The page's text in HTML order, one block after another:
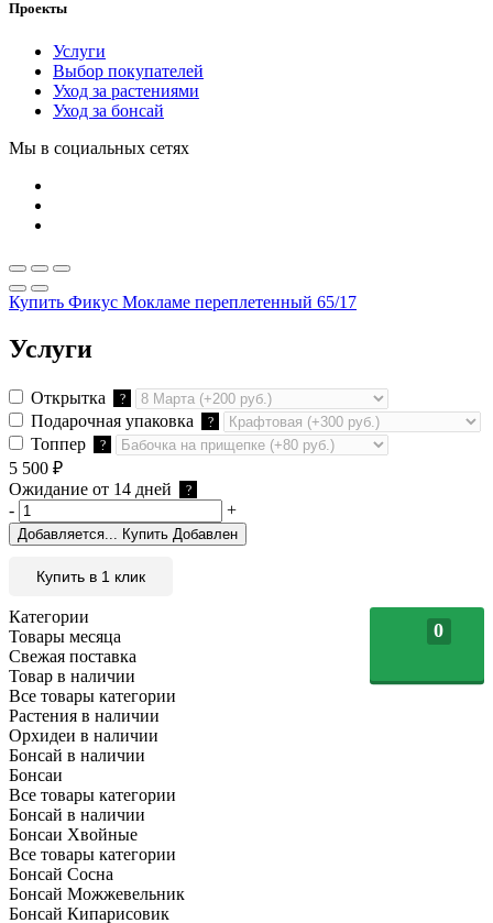
Проекты
Услуги
Выбор покупателей
Уход за растениями
Уход за бонсай
Мы в социальных сетях
Купить Фикус Мокламе переплетенный 65/17
Услуги
Открытка ?
Подарочная упаковка ?
Топпер ?
5 500 ₽
Ожидание от 14 дней
?
- +
Добавляется... Купить Добавлен
Купить в 1 клик
0
Категории
Товары месяца
Свежая поставка
Товар в наличии
Все товары категории
Растения в наличии
Орхидеи в наличии
Бонсай в наличии
Бонсаи
Все товары категории
Бонсай в наличии
Бонсаи Хвойные
Все товары категории
Бонсай Сосна
Бонсай Можжевельник
Бонсай Кипарисовик